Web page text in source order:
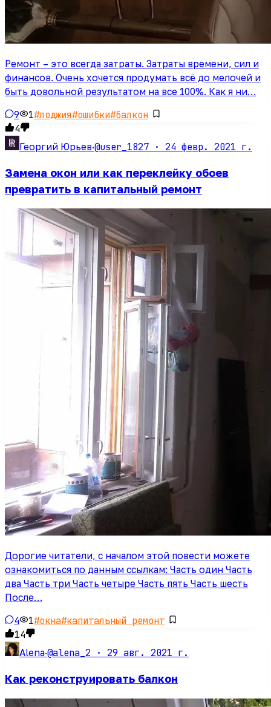
Ремонт – это всегда затраты. Затраты времени, сил и
финансов. Очень хочется продумать всё до мелочей и
быть довольной результатом на все 100%. Как я ни…
9 1#лоджия#ошибки#балкон
4
Георгий Юрьев·@user_1827 · 24 февр. 2021 г.
Замена окон или как переклейку обоев
превратить в капитальный ремонт
Дорогие читатели, с началом этой повести можете
ознакомиться по данным ссылкам: Часть один Часть
два Часть три Часть четыре Часть пять Часть шесть
После…
4 1#окна#капитальный ремонт
14
Alena·@alena_2 · 29 авг. 2021 г.
Как реконструировать балкон